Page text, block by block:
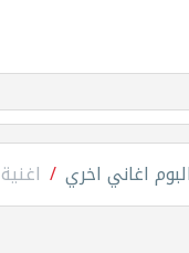
البوم اغاني اخري اغنية Kol wazrh